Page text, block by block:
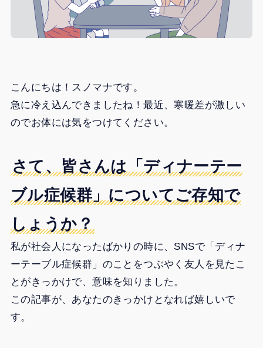
こんにちは！スノマナです。
急に冷え込んできましたね！最近、寒暖差が激しい
のでお体には気をつけてください。
さて、皆さんは「ディナーテー
ブル症候群」についてご存知で
しょうか？
私が社会人になったばかりの時に、SNSで「ディナ
ーテーブル症候群」のことをつぶやく友人を見たこ
とがきっかけで、意味を知りました。
この記事が、あなたのきっかけとなれば嬉しいで
す。